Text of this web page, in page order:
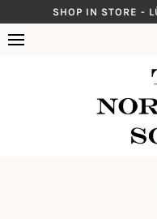
to
content
SHOP IN STORE -